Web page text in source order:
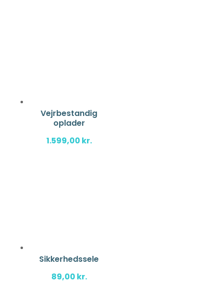
Vejrbestandig
oplader
1.599,00 kr.
Sikkerhedssele
89,00 kr.